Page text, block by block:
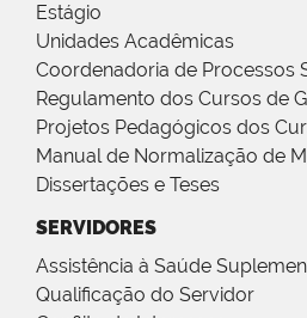
Estágio
Unidades Acadêmicas
Coordenadoria de Processos
Regulamento dos Cursos de
Projetos Pedagógicos dos
Manual de Normalização de
Dissertações e Teses
SERVIDORES
Assistência à Saúde
Qualificação do Servidor